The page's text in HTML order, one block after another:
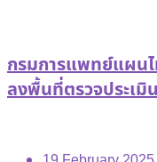
กรมการแพทย์แผน
ลงพื้นที่ตรวจประเมิ